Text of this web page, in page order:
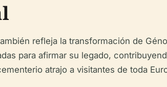
refleja la transformación de
para afirmar su legado,
atrajo a visitantes de toda